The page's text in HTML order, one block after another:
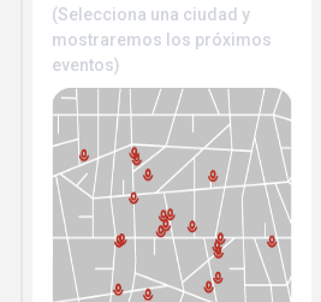
(Selecciona una ciudad y
mostraremos los próximos
eventos)